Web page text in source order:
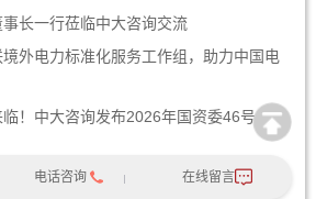
长一行莅临中大咨询交流
外电力标准化服务工作组，助力中国电
！中大咨询发布2026年国资委46号令
关键深化期，中大咨询发布专题报告解析
电话咨询 在线留言